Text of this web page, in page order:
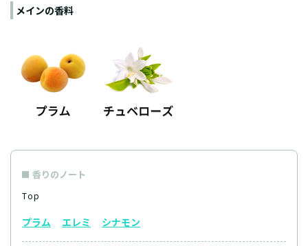
メインの香料
香りのノート
Top
プラム エレミ シナモン